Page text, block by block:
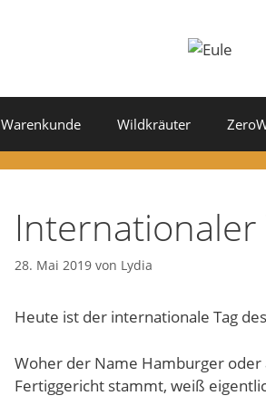
Warenkunde Wildkräuter
28. Mai 2019 von Lydia
Heute ist der internationale Tag
Woher der Name Hamburger
Fertiggericht stammt, weiß